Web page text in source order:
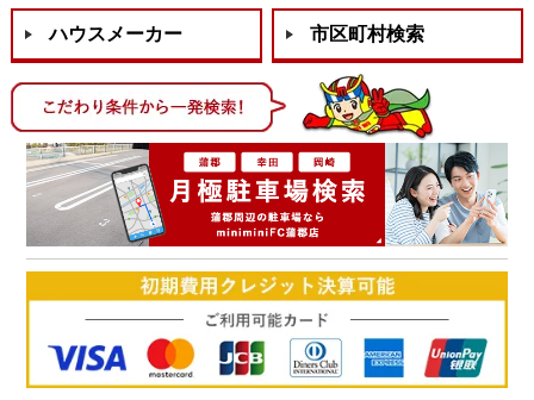
ハウスメーカー 市区町村検索